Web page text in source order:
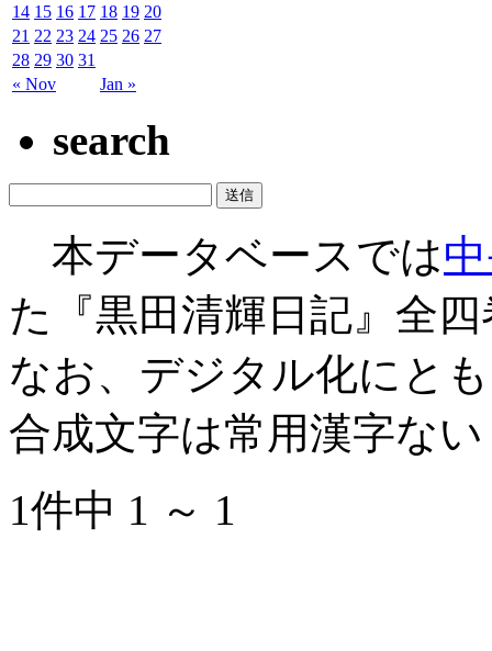
« Nov Jan »
14 15 16 17 18 19 20
21 22 23 24 25 26 27
28 29 30 31
search
本データベースでは
た『黒田清輝日記』全
なお、デジタル化にと
合成文字は常用漢字な
1件中 1 ～ 1